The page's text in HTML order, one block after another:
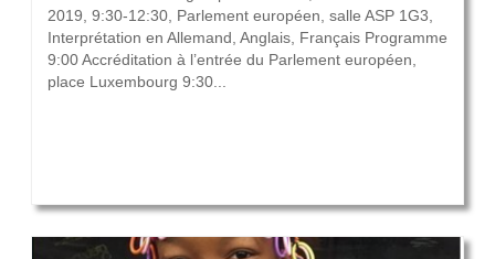
2019, 9:30-12:30, Parlement européen, salle ASP 1G3,
Interprétation en Allemand, Anglais, Français Programme
9:00 Accréditation à l’entrée du Parlement européen,
place Luxembourg 9:30...